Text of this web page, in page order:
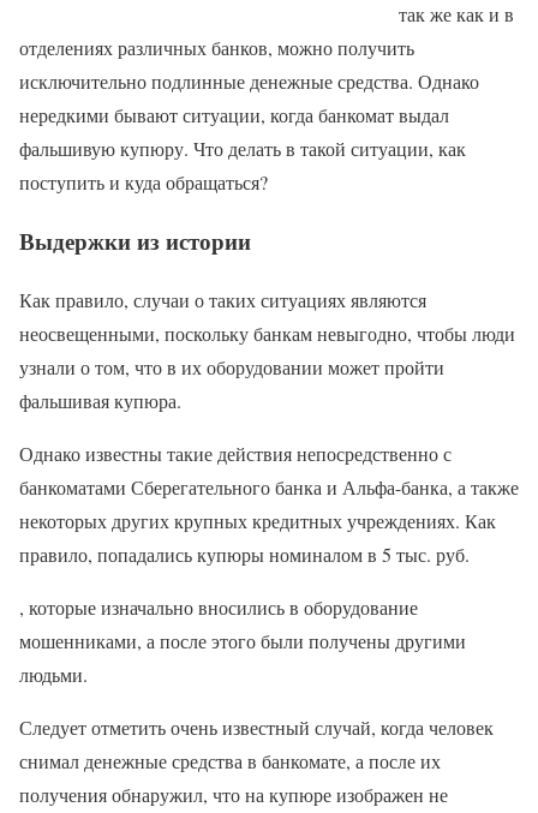
так же как и в
отделениях различных банков, можно получить
исключительно подлинные денежные средства. Однако
нередкими бывают ситуации, когда банкомат выдал
фальшивую купюру. Что делать в такой ситуации, как
поступить и куда обращаться?
Выдержки из истории
Как правило, случаи о таких ситуациях являются
неосвещенными, поскольку банкам невыгодно, чтобы люди
узнали о том, что в их оборудовании может пройти
фальшивая купюра.
Однако известны такие действия непосредственно с
банкоматами Сберегательного банка и Альфа-банка, а также
некоторых других крупных кредитных учреждениях. Как
правило, попадались купюры номиналом в 5 тыс. руб.
, которые изначально вносились в оборудование
мошенниками, а после этого были получены другими
людьми.
Следует отметить очень известный случай, когда человек
снимал денежные средства в банкомате, а после их
получения обнаружил, что на купюре изображен не